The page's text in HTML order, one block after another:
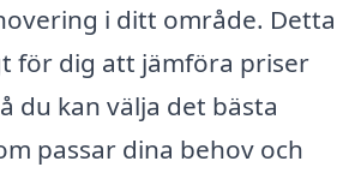
i ditt område. Detta
för dig att jämföra priser
du kan välja det bästa
passar dina behov och